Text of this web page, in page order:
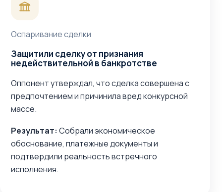
Оспаривание сделки
Защитили сделку от признания
недействительной в банкротстве
Оппонент утверждал, что сделка совершена с
предпочтением и причинила вред конкурсной
массе.
Результат: Собрали экономическое
обоснование, платежные документы и
подтвердили реальность встречного
исполнения.